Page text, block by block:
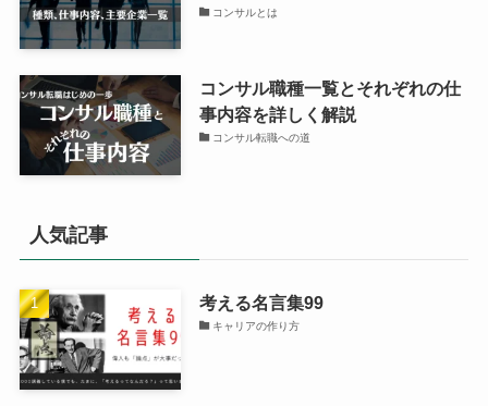
コンサルとは
コンサル職種一覧とそれぞれの仕
事内容を詳しく解説
コンサル転職への道
人気記事
考える名言集99
キャリアの作り方